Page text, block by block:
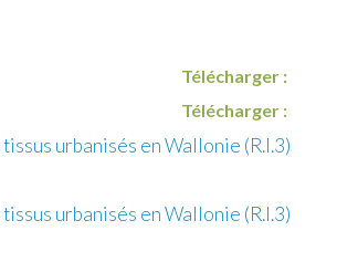
Télécharger :
Télécharger :
urbanisés en Wallonie (R.I.3)
urbanisés en Wallonie (R.I.3)